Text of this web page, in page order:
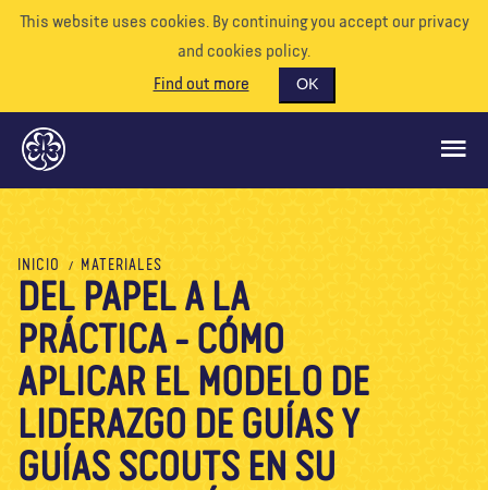
This website uses cookies. By continuing you accept our privacy
and cookies policy.
Find out more
OK
QUÉ HACEMOS
APÓYENOS
VOLUNTARIO
EVENTOS
NUESTRO MUNDO
RECURSOS
INICIO MATERIALES
DEL PAPEL A LA
PRÁCTICA - CÓMO
APLICAR EL MODELO DE
LIDERAZGO DE GUÍAS Y
GUÍAS SCOUTS EN SU